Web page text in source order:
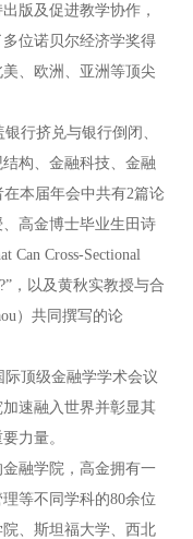
版及促进教学协作，
位诺贝尔经济学奖得
、欧洲、亚洲等顶尖
行挤兑与银行倒闭、
构、金融科技、金融
本届年会中共有2篇论
高金博士毕业生田诗
Can Cross-Sectional
，以及黄秋实教授与合
）共同撰写的论
顶级金融学学术会议
速融入世界并彰显其
力量。
融学院，高金拥有一
等不同学科的80余位
、斯坦福大学、西北